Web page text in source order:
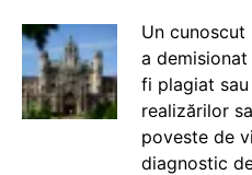
Un
a
fi plagiat
realizărilor
poveste de
diagnostic